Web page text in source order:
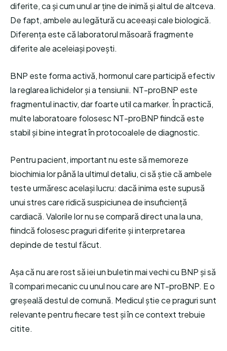
diferite, ca și cum unul ar ține de inimă și altul de altceva.
De fapt, ambele au legătură cu aceeași cale biologică.
Diferența este că laboratorul măsoară fragmente
diferite ale aceleiași povești.
BNP este forma activă, hormonul care participă efectiv
la reglarea lichidelor și a tensiunii. NT-proBNP este
fragmentul inactiv, dar foarte util ca marker. În practică,
multe laboratoare folosesc NT-proBNP fiindcă este
stabil și bine integrat în protocoalele de diagnostic.
Pentru pacient, important nu este să memoreze
biochimia lor până la ultimul detaliu, ci să știe că ambele
teste urmăresc același lucru: dacă inima este supusă
unui stres care ridică suspiciunea de insuficiență
cardiacă. Valorile lor nu se compară direct una la una,
fiindcă folosesc praguri diferite și interpretarea
depinde de testul făcut.
Așa că nu are rost să iei un buletin mai vechi cu BNP și să
îl compari mecanic cu unul nou care are NT-proBNP. E o
greșeală destul de comună. Medicul știe ce praguri sunt
relevante pentru fiecare test și în ce context trebuie
citite.